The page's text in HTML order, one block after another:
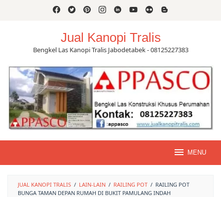
Jual Kanopi Tralis
Bengkel Las Kanopi Tralis Jabodetabek - 08125227383
MENU
JUAL KANOPI TRALIS / LAIN-LAIN / RAILING POT / RAILING POT
BUNGA TAMAN DEPAN RUMAH DI BUKIT PAMULANG INDAH